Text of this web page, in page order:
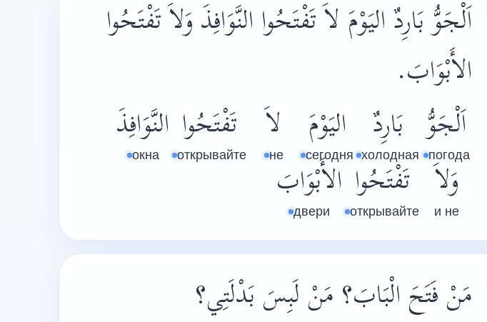
اَلْجَوُّ بَارِدٌ اليَوْمَ لاَ تَفْتَحُوا النَّوَافِذَ وَلاَ تَفْتَحُوا
الأَبْوَابَ.
اَلْجَوُّ
погода
بَارِدٌ
холодная
اليَوْمَ
сегодня
لاَ
не
تَفْتَحُوا
открывайте
النَّوَافِذَ
окна
وَلاَ
и не
تَفْتَحُوا
открывайте
الأَبْوَابَ
двери
مَنْ فَتَحَ الْبَابَ؟ مَنْ لَبِسَ بَدْلَتِي؟